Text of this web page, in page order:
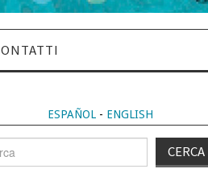
ESPAÑOL- ENGLISH